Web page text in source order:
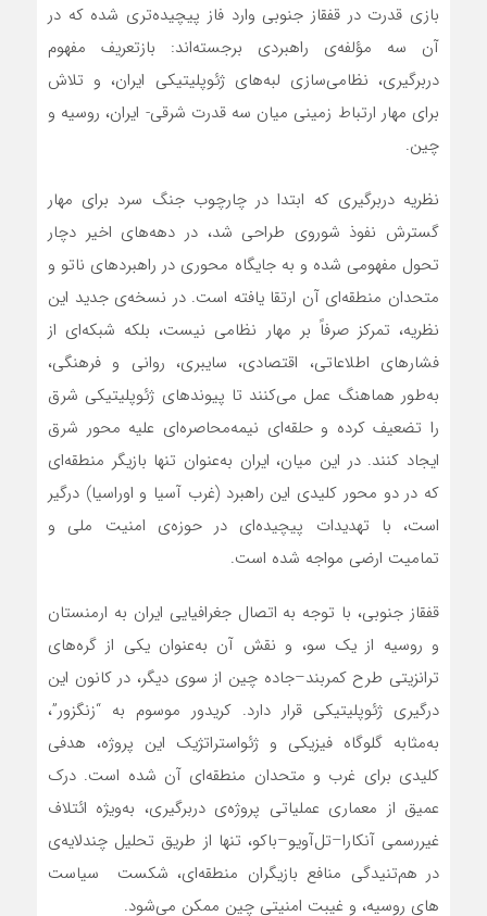
بازی قدرت در قفقاز جنوبی وارد فاز پیچیده‌تری شده که در
آن سه مؤلفه‌ی راهبردی برجسته‌اند: بازتعریف مفهوم
دربرگیری، نظامی‌سازی لبه‌های ژئوپلیتیکی ایران، و تلاش
برای مهار ارتباط زمینی میان سه قدرت شرقی- ایران، روسیه و
چین.
نظریه دربرگیری که ابتدا در چارچوب جنگ سرد برای مهار
گسترش نفوذ شوروی طراحی شد، در دهه‌های اخیر دچار
تحول مفهومی شده و به جایگاه محوری در راهبردهای ناتو و
متحدان منطقه‌ای آن ارتقا یافته است. در نسخه‌ی جدید این
نظریه، تمرکز صرفاً بر مهار نظامی نیست، بلکه شبکه‌ای از
فشارهای اطلاعاتی، اقتصادی، سایبری، روانی و فرهنگی،
به‌طور هماهنگ عمل می‌کنند تا پیوندهای ژئوپلیتیکی شرق
را تضعیف کرده و حلقه‌ای نیمه‌محاصره‌ای علیه محور شرق
ایجاد کنند. در این میان، ایران به‌عنوان تنها بازیگر منطقه‌ای
که در دو محور کلیدی این راهبرد (غرب آسیا و اوراسیا) درگیر
است، با تهدیدات پیچیده‌ای در حوزه‌ی امنیت ملی و
تمامیت ارضی مواجه شده است.
قفقاز جنوبی، با توجه به اتصال جغرافیایی ایران به ارمنستان
و روسیه از یک سو، و نقش آن به‌عنوان یکی از گره‌های
ترانزیتی طرح کمربند–جاده چین از سوی دیگر، در کانون این
درگیری ژئوپلیتیکی قرار دارد. کریدور موسوم به “زنگزور”،
به‌مثابه گلوگاه فیزیکی و ژئواستراتژیک این پروژه، هدفی
کلیدی برای غرب و متحدان منطقه‌ای آن شده است. درک
عمیق از معماری عملیاتی پروژه‌ی دربرگیری، به‌ویژه ائتلاف
غیررسمی آنکارا–تل‌آویو–باکو، تنها از طریق تحلیل چندلایه‌ی
در هم‌تنیدگی منافع بازیگران منطقه‌ای، شکست سیاست
های روسیه، و غیبت امنیتی چین ممکن می‌شود.